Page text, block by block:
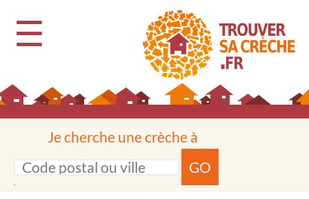
☰
Je cherche une crèche à
GO